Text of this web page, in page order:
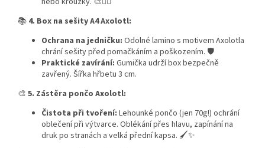
📚 4. Box na sešity A4 Axolotl:
Ochrana na jedničku: Odolné lamino s motivem Axolotla
chrání sešity před pomačkáním a poškozením. 🛡️
Praktické zavírání: Gumička udrží box bezpečně
zavřený. Šířka hřbetu 3 cm.
🎨 5. Zástěra pončo Axolotl:
Čistota při tvoření: Lehounké pončo (jen 70g!) ochrání
oblečení při výtvarce. Oblékání přes hlavu, zapínání na
druk po stranách a velká přední kapsa. 🖌️✨